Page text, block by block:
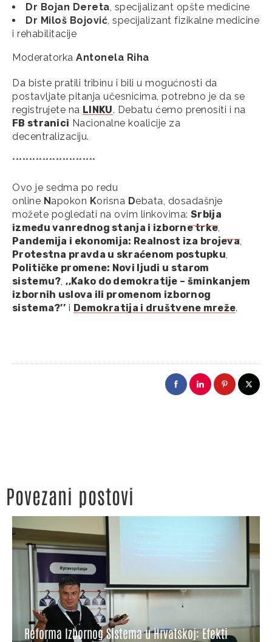
Dr Bojan Dereta , specijalizant opšte medicine
Dr Miloš Bojović , specijalizant fizikalne medicine
i rehabilitacije
Moderatorka Antonela Riha
Da biste pratili tribinu i bili u mogućnosti da
postavljate pitanja učesnicima, potrebno je da se
registrujete na LINKU. Debatu ćemo prenositi i na
FB stranici Nacionalne koalicije za
decentralizaciju.
*************************
Ovo je sedma po redu
online Napokon Korisna Debata, dosadašnje
možete pogledati na ovim linkovima: Srbija
između vanrednog stanja i izborne trke
Pandemija i ekonomija: Realnost iza brojeva,
Protestna pravda u skraćenom postupku
Političke promene: Novi ljudi u starom
sistemu? ,,,Kako do demokratije – šminkanjem
izbornih uslova ili promenom izbornog
sistema?’’ i Demokratija i društvene mreže.
Povezani postovi
Reforma Izbornog Sistema u Hrvatskoj: Efekti